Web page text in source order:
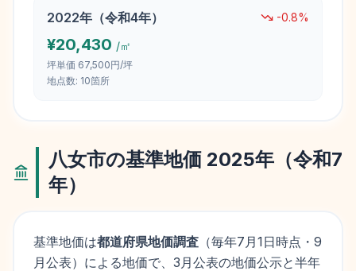
2022年（令和4年） -0.8%
¥20,430 /㎡
坪単価 67,500円/坪
地点数: 10箇所
八女市の基準地価 2025年（令和7
年）
基準地価は都道府県地価調査 （毎年7月1日時点・9
月公表）による地価で、3月公表の地価公示と半年